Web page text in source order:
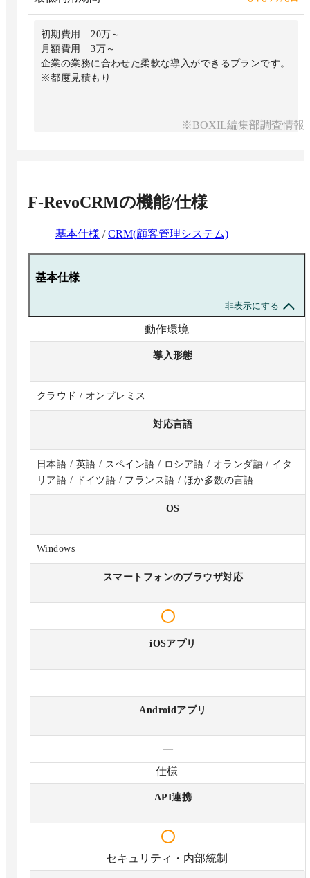
初期費用 20万～
月額費用 3万～
企業の業務に合わせた柔軟な導入ができるプランです。
※都度見積もり
※BOXIL編集部調査情報
F-RevoCRMの機能/仕様
基本仕様 /CRM(顧客管理システム)
基本仕様
非表示にする
動作環境
導入形態
クラウド / オンプレミス
対応言語
日本語 / 英語 / スペイン語 / ロシア語 / オランダ語 / イタ
リア語 / ドイツ語 / フランス語 / ほか多数の言語
OS
Windows
スマートフォンのブラウザ対応
iOSアプリ
—
Androidアプリ
—
仕様
API連携
セキュリティ・内部統制